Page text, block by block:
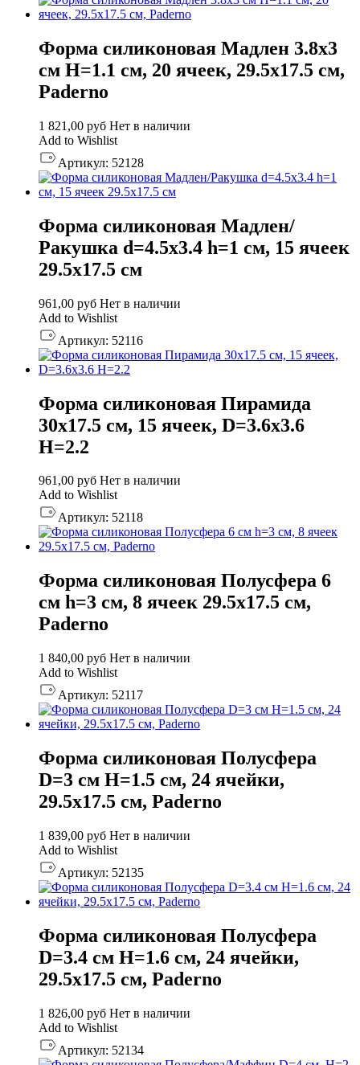
Форма силиконовая Мадлен 3.8х3
см H=1.1 см, 20 ячеек, 29.5х17.5 см,
Paderno
1 821,00 руб Нет в наличии
Add to Wishlist
Артикул: 52128
Форма силиконовая Мадлен/
Ракушка d=4.5х3.4 h=1 см, 15 ячеек
29.5х17.5 см
961,00 руб Нет в наличии
Add to Wishlist
Артикул: 52116
Форма силиконовая Пирамида
30х17.5 см, 15 ячеек, D=3.6х3.6
H=2.2
961,00 руб Нет в наличии
Add to Wishlist
Артикул: 52118
Форма силиконовая Полусфера 6
см h=3 см, 8 ячеек 29.5х17.5 см,
Paderno
1 840,00 руб Нет в наличии
Add to Wishlist
Артикул: 52117
Форма силиконовая Полусфера
D=3 см H=1.5 см, 24 ячейки,
29.5х17.5 см, Paderno
1 839,00 руб Нет в наличии
Add to Wishlist
Артикул: 52135
Форма силиконовая Полусфера
D=3.4 см H=1.6 см, 24 ячейки,
29.5х17.5 см, Paderno
1 826,00 руб Нет в наличии
Add to Wishlist
Артикул: 52134